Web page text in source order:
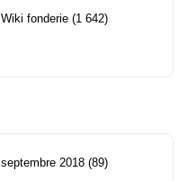
Wiki fonderie (1 642)
septembre 2018 (89)